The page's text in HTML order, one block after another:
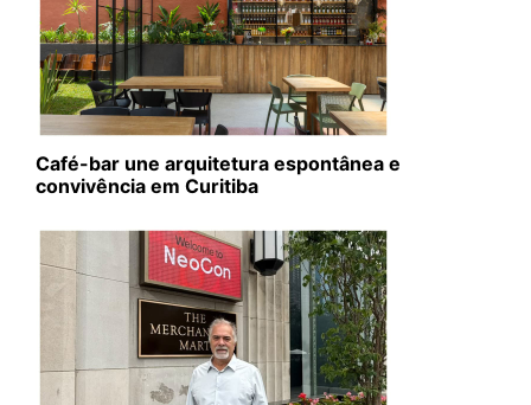
Café-bar une arquitetura espontânea e
convivência em Curitiba